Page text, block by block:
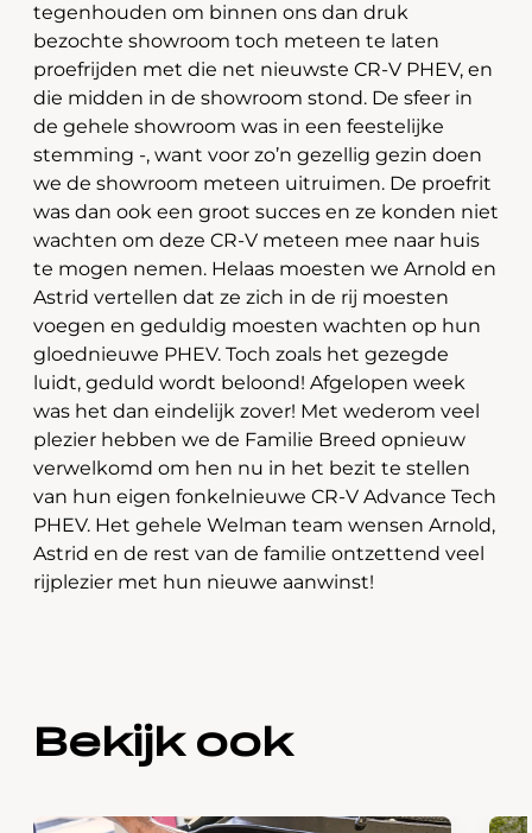
tegenhouden om binnen ons dan druk
bezochte showroom toch meteen te laten
proefrijden met die net nieuwste CR-V PHEV, en
die midden in de showroom stond. De sfeer in
de gehele showroom was in een feestelijke
stemming -, want voor zo’n gezellig gezin doen
we de showroom meteen uitruimen. De proefrit
was dan ook een groot succes en ze konden niet
wachten om deze CR-V meteen mee naar huis
te mogen nemen. Helaas moesten we Arnold en
Astrid vertellen dat ze zich in de rij moesten
voegen en geduldig moesten wachten op hun
gloednieuwe PHEV. Toch zoals het gezegde
luidt, geduld wordt beloond! Afgelopen week
was het dan eindelijk zover! Met wederom veel
plezier hebben we de Familie Breed opnieuw
verwelkomd om hen nu in het bezit te stellen
van hun eigen fonkelnieuwe CR-V Advance Tech
PHEV. Het gehele Welman team wensen Arnold,
Astrid en de rest van de familie ontzettend veel
rijplezier met hun nieuwe aanwinst!
Bekijk ook